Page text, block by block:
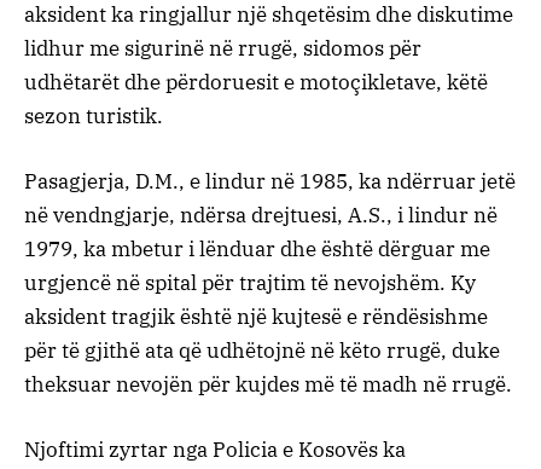
aksident ka ringjallur një shqetësim dhe diskutime
lidhur me sigurinë në rrugë, sidomos për
udhëtarët dhe përdoruesit e motoçikletave, këtë
sezon turistik.
Pasagjerja, D.M., e lindur në 1985, ka ndërruar jetë
në vendngjarje, ndërsa drejtuesi, A.S., i lindur në
1979, ka mbetur i lënduar dhe është dërguar me
urgjencë në spital për trajtim të nevojshëm. Ky
aksident tragjik është një kujtesë e rëndësishme
për të gjithë ata që udhëtojnë në këto rrugë, duke
theksuar nevojën për kujdes më të madh në rrugë.
Njoftimi zyrtar nga Policia e Kosovës ka